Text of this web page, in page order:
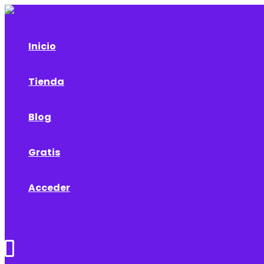
Ir
Inicio
Tienda
Blog
Gratis
Acceder